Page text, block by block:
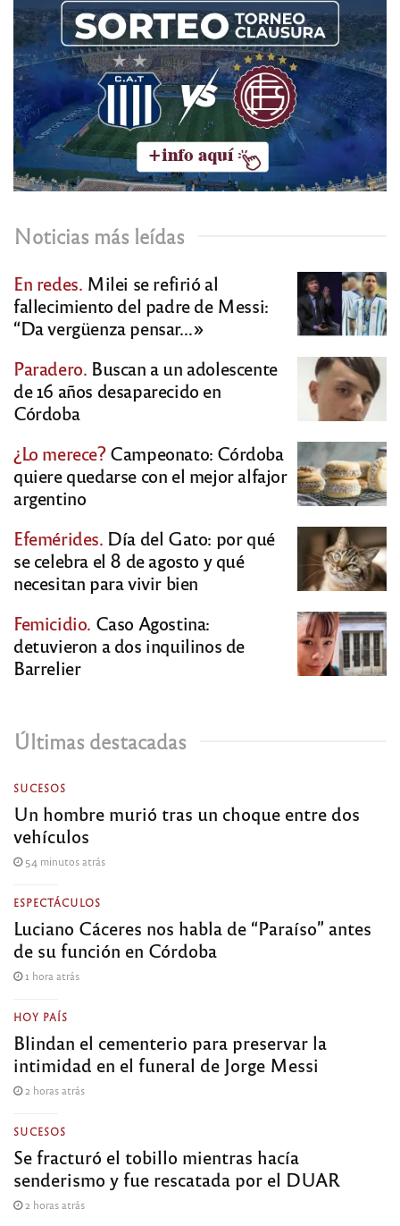
Noticias más leídas
En redes. Milei se refirió al
fallecimiento del padre de Messi:
“Da vergüenza pensar…»
Paradero. Buscan a un adolescente
de 16 años desaparecido en
Córdoba
¿Lo merece?Campeonato: Córdoba
quiere quedarse con el mejor alfajor
argentino
Efemérides. Día del Gato: por qué
se celebra el 8 de agosto y qué
necesitan para vivir bien
Femicidio. Caso Agostina:
detuvieron a dos inquilinos de
Barrelier
Últimas destacadas
SUCESOS
Un hombre murió tras un choque entre dos
vehículos
54 minutos atrás
ESPECTÁCULOS
Luciano Cáceres nos habla de “Paraíso” antes
de su función en Córdoba
1 hora atrás
HOY PAÍS
Blindan el cementerio para preservar la
intimidad en el funeral de Jorge Messi
2 horas atrás
SUCESOS
Se fracturó el tobillo mientras hacía
senderismo y fue rescatada por el DUAR
2 horas atrás